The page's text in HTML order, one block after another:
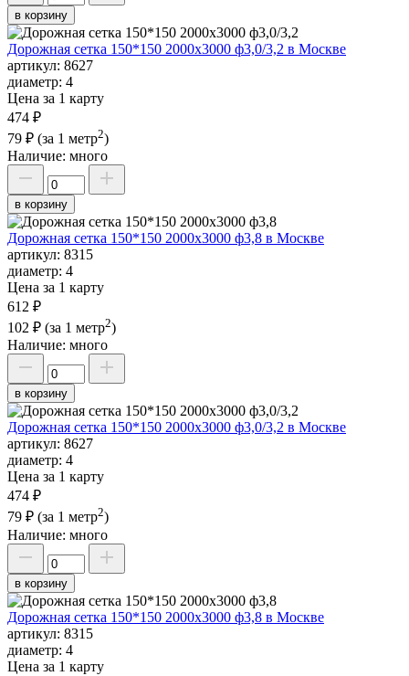
в корзину
Дорожная сетка 150*150 2000х3000 ф3,0/3,2 в Москве
артикул: 8627
диаметр: 4
Цена за 1 карту
474 ₽
79 ₽ (за 1 метр2)
Наличие: много
в корзину
Дорожная сетка 150*150 2000х3000 ф3,8 в Москве
артикул: 8315
диаметр: 4
Цена за 1 карту
612 ₽
102 ₽ (за 1 метр2)
Наличие: много
в корзину
Дорожная сетка 150*150 2000х3000 ф3,0/3,2 в Москве
артикул: 8627
диаметр: 4
Цена за 1 карту
474 ₽
79 ₽ (за 1 метр2)
Наличие: много
в корзину
Дорожная сетка 150*150 2000х3000 ф3,8 в Москве
артикул: 8315
диаметр: 4
Цена за 1 карту